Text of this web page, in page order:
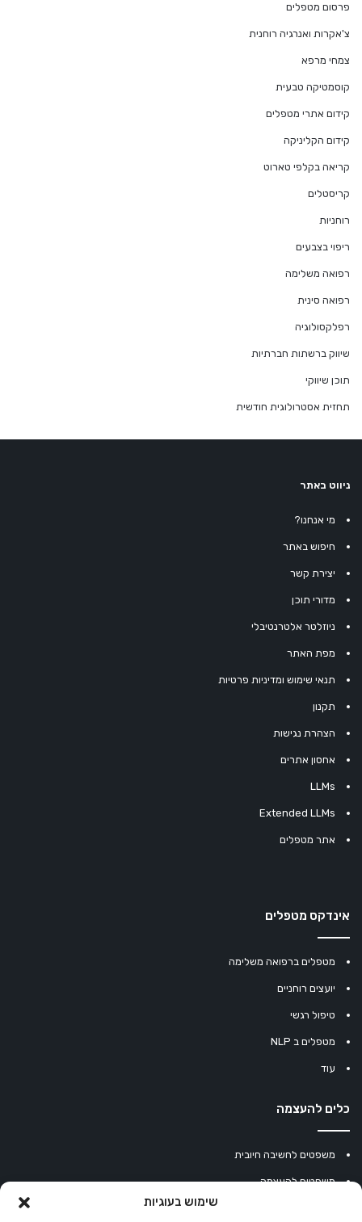
שימוש בעוגיות
פרסום מטפלים
צ'אקרות ואנרגיה רוחנית
צמחי מרפא
קוסמטיקה טבעית
קידום אתרי מטפלים
קידום הקליניקה
קריאה בקלפי טארוט
קריסטלים
רוחניות
ריפוי בצבעים
רפואה משלימה
רפואה סינית
רפלקסולוגיה
שיווק ברשתות חברתיות
תוכן שיווקי
תחזית אסטרולוגית חודשית
ניווט באתר
מי אנחנו?
חיפוש באתר
יצירת קשר
מדורי תוכן
ניוזלטר אלטרנטיבלי
מפת האתר
תנאי שימוש ומדיניות פרטיות
תקנון
הצהרת נגישות
אחסון אתרים
LLMs
Extended LLMs
אתר מטפלים
אינדקס מטפלים
מטפלים ברפואה משלימה
יועצים רוחניים
טיפול רגשי
מטפלים ב NLP
עוד
כלים להעצמה
משפטים לחשיבה חיובית
משפטים להעצמה